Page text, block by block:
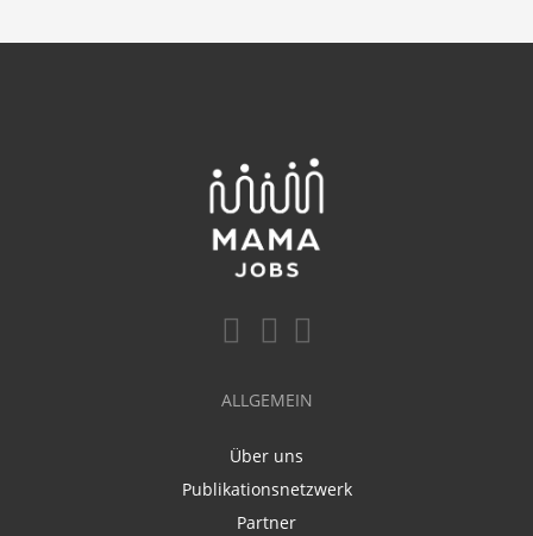
ALLGEMEIN
Über uns
Publikationsnetzwerk
Partner